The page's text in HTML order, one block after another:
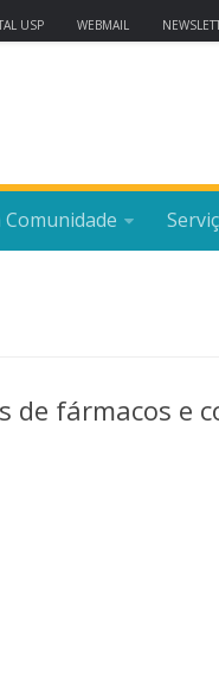
USP WEBMAIL
Comunidade
fármacos e